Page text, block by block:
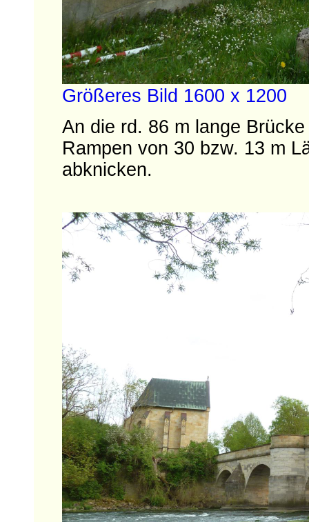
Größeres Bild 1600 x 1200
An die rd. 86 m lange
Rampen von 30 bzw. 13 m
abknicken.